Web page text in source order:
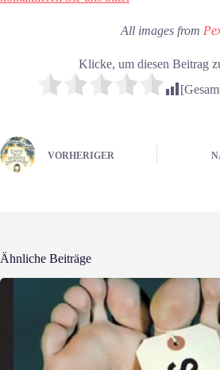
All images from
Klicke, um diesen Beitrag
VORHERIGER
Ähnliche Beiträge